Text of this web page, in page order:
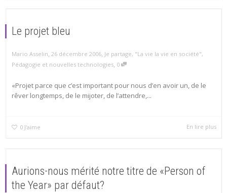
Le projet bleu
Mario Asselin, 26 décembre 2006, Je partage, "La vie la vie en société",
Pédagogie et nouvelles technologies, 0
«Projet parce que c’est important pour nous d’en avoir un, de le
rêver longtemps, de le mijoter, de l’attendre,...
0 J'aime En lire plus
Aurions-nous mérité notre titre de «Person of
the Year» par défaut?